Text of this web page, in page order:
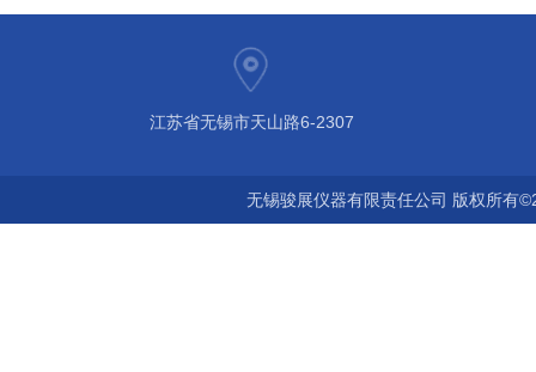
江苏省无锡市天山路6-2307
无锡骏展仪器有限责任公司 版权所有